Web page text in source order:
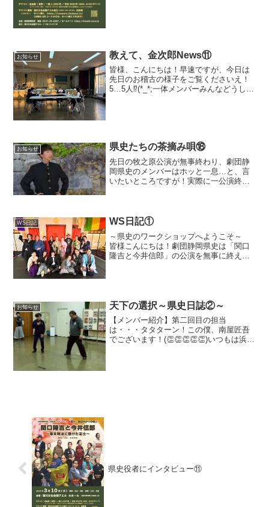
お知らせ 教えて、金次郎News⑪
皆様、こんにちは！早速ですが、今日は
先日のお稽古の様子をご覧くださいえ！
5…5人⁉(*_*;一体メンバーみんなどうしち
お知らせ 県史たちの茶摘み唄⑱
先日の牧之原公演が無事終わり、劇団静
岡県史のメンバーはホッと一息…と、言
いたいところですが！実際に一公演終わ
地区の「フェスタ大坂...
WS日記 WS日記①
～県史のワークショップへようこそ～
皆様こんにちは！劇団静岡県史は「関口
隆吉と今井信郎」の公演を無事に終えま
お知らせ 天下の選択～県史日誌②～
【メンバー紹介】第二回目の担当
は・・・タタターン！この僕、南屋匠吾
でございます！(👏👏👏👏👏)いつもは浜松
県史役者にインタビュー⑪